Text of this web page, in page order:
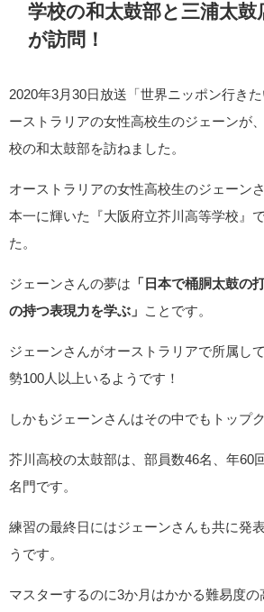
学校の和太鼓部と三浦太鼓
が訪問！
2020年3月30日放送「世界ニッポン行き
ーストラリアの女性高校生のジェーンが
校の和太鼓部を訪ねました。
オーストラリアの女性高校生のジェーン
本一に輝いた『大阪府立芥川高等学校』
た。
ジェーンさんの夢は 「日本で桶胴太鼓の
の持つ表現力を学ぶ」
ことです。
ジェーンさんがオーストラリアで所属し
勢100人以上いるようです！
しかもジェーンさんはその中でもトップ
芥川高校の太鼓部は、部員数46名、年60
名門です。
練習の最終日にはジェーンさんも共に発
うです。
マスターするのに3か月はかかる難易度